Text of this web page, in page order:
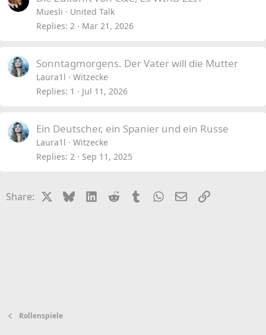
Muesli
United Talk
Replies 2 Mar 21, 2026
Sonntagmorgens. Der Vater will die Mutter
Laura1l
Witzecke
Replies 1 Jul 11, 2026
Ein Deutscher, ein Spanier und ein Russe
Laura1l
Witzecke
Replies 2 Sep 11, 2025
Share: BlueskyLinkedIn
Reddit TumblrWhatsApp
EmailLink
Rollenspiele